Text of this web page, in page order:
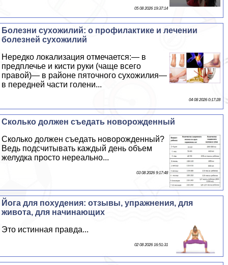
05 08 2026 19:37:14
Болезни сухожилий: о профилактике и лечении
болезней сухожилий
Нередко локализация отмечается:— в
предплечье и кисти руки (чаще всего
правой)— в районе пяточного сухожилия—
в передней части голени...
04 08 2026 0:17:28
Сколько должен съедать новорожденный
Сколько должен съедать новорожденный?
Ведь подсчитывать каждый день объем
желудка просто нереально...
03 08 2026 9:17:48
Йога для похудения: отзывы, упражнения, для
живота, для начинающих
Это истинная правда...
02 08 2026 16:51:31